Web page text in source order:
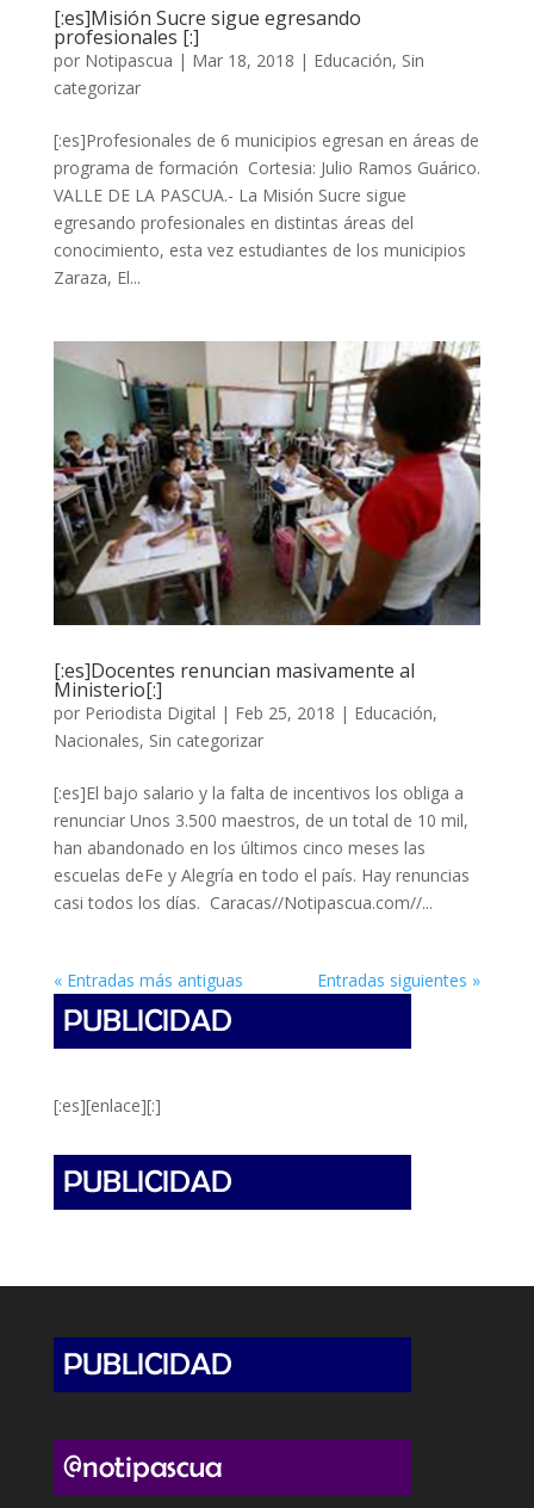
[:es]Misión Sucre sigue egresando
profesionales [:]
por Notipascua | Mar 18, 2018 | Educación, Sin
categorizar
[:es]Profesionales de 6 municipios egresan en áreas de
programa de formación Cortesia: Julio Ramos Guárico.
VALLE DE LA PASCUA.- La Misión Sucre sigue
egresando profesionales en distintas áreas del
conocimiento, esta vez estudiantes de los municipios
Zaraza, El...
[:es]Docentes renuncian masivamente al
Ministerio[:]
por Periodista Digital | Feb 25, 2018 | Educación,
Nacionales, Sin categorizar
[:es]El bajo salario y la falta de incentivos los obliga a
renunciar Unos 3.500 maestros, de un total de 10 mil,
han abandonado en los últimos cinco meses las
escuelas deFe y Alegría en todo el país. Hay renuncias
casi todos los días. Caracas//Notipascua.com//...
« Entradas más antiguas Entradas siguientes »
[:es][enlace][:]